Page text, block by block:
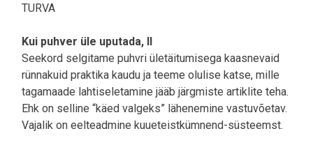
TURVA
Kui puhver üle uputada, II
Seekord selgitame puhvri ületäitumisega kaasnevaid
rünnakuid praktika kaudu ja teeme olulise katse, mille
tagamaade lahtiseletamine jääb järgmiste artiklite teha.
Ehk on selline “käed valgeks” lähenemine vastuvõetav.
Vajalik on eelteadmine kuueteistkümnend-süsteemst.